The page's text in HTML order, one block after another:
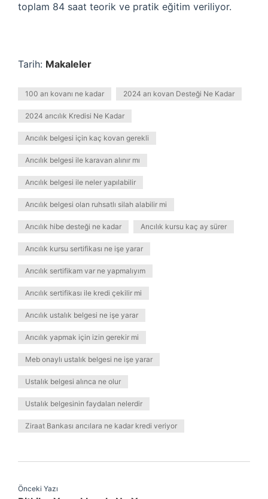
toplam 84 saat teorik ve pratik eğitim veriliyor.
Tarih: Makaleler
100 arı kovanı ne kadar 2024 arı kovan Desteği Ne Kadar
2024 arıcılık Kredisi Ne Kadar
Arıcılık belgesi için kaç kovan gerekli
Arıcılık belgesi ile karavan alınır mı
Arıcılık belgesi ile neler yapılabilir
Arıcılık belgesi olan ruhsatlı silah alabilir mi
Arıcılık hibe desteği ne kadar Arıcılık kursu kaç ay sürer
Arıcılık kursu sertifikası ne işe yarar
Arıcılık sertifikam var ne yapmalıyım
Arıcılık sertifikası ile kredi çekilir mi
Arıcılık ustalık belgesi ne işe yarar
Arıcılık yapmak için izin gerekir mi
Meb onaylı ustalık belgesi ne işe yarar
Ustalık belgesi alınca ne olur
Ustalık belgesinin faydaları nelerdir
Ziraat Bankası arıcılara ne kadar kredi veriyor
Önceki Yazı